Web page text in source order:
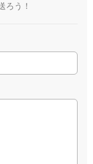
ろう！